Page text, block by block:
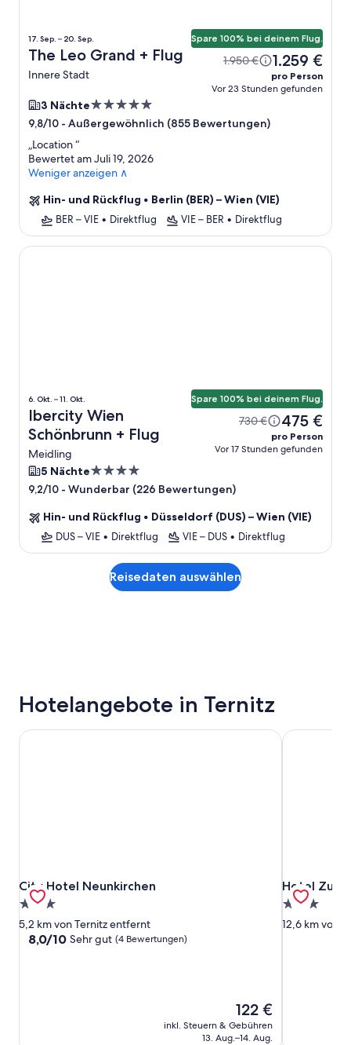
17. Sep. – 20. Sep.
The Leo Grand + Flug
Innere Stadt
Spare 100% bei deinem Flug.
1.950 € 1.259 €
pro Person
Vor 23 Stunden gefunden
3 Nächte5.0-
Sterne-
9,8/10 - Außergewöhnlich (855 Bewertungen)
„Location“
Bewertet am Juli 19, 2026
Weniger anzeigen ∧
Hin- und Rückflug • Berlin (BER) – Wien (VIE)
BER – VIE • Direktflug VIE – BER • Direktflug
6. Okt. – 11. Okt.
Ibercity Wien
Schönbrunn + Flug
Meidling
Spare 100% bei deinem Flug.
730 € 475 €
pro Person
Vor 17 Stunden gefunden
5 Nächte4.0-
Sterne-
9,2/10 - Wunderbar (226 Bewertungen)
Hin- und Rückflug • Düsseldorf (DUS) – Wien (VIE)
DUS – VIE • Direktflug VIE – DUS • Direktflug
Ibercity Wien Schönbrunn
Reisedaten auswählen
Hotelangebote in Ternitz
City Hotel Neunkirchen
City Hotel Neunkirchen
3.0-
Sterne-
Unterkunft
5,2 km von Ternitz entfernt
8.0
8,0/10 Sehr gut (4 Bewertungen)
Der
Preis
beträgt
122 €
inkl. Steuern & Gebühren
13. Aug.–14. Aug.
City Hotel Neunkirchen
Hotel Zur
Hotel Zur
3.0-
Sterne-
12,6 km von
Hotel Zur